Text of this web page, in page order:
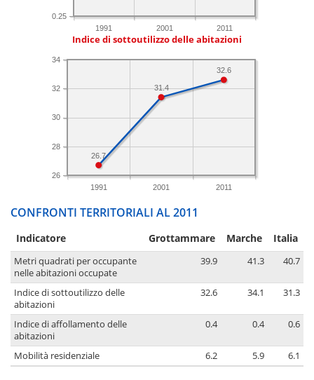
1991 2001 2011
0.25
Indice di sottoutilizzo delle abitazioni
1991 2001 2011
26
28
30
32
34
32.6
31.4
26.7
CONFRONTI TERRITORIALI AL 2011
Indicatore Grottammare Marche Italia
Metri quadrati per occupante
nelle abitazioni occupate
39.9 41.3 40.7
Indice di sottoutilizzo delle
abitazioni
32.6 34.1 31.3
Indice di affollamento delle
abitazioni
0.4 0.4 0.6
Mobilità residenziale 6.2 5.9 6.1